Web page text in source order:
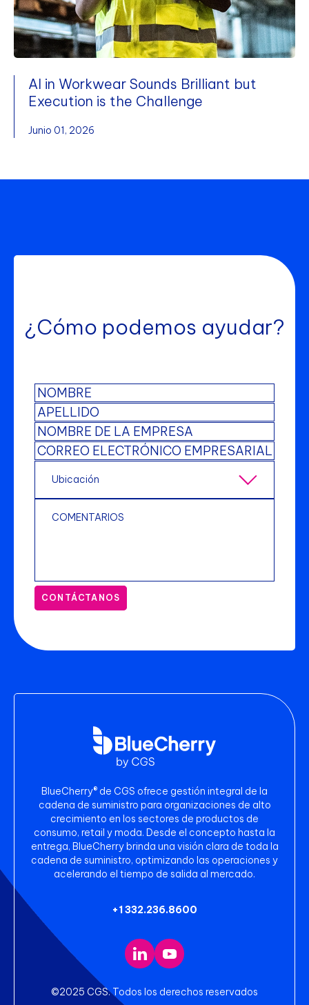
AI in Workwear Sounds Brilliant but
Execution is the Challenge
Junio 01, 2026
¿Cómo podemos ayudar?
CONTÁCTANOS
BlueCherry® de CGS ofrece gestión integral de la
cadena de suministro para organizaciones de alto
crecimiento en los sectores de productos de
consumo, retail y moda. Desde el concepto hasta la
entrega, BlueCherry brinda una visión clara de toda la
cadena de suministro, optimizando las operaciones y
acelerando el tiempo de salida al mercado.
+1 332.236.8600
©2025 CGS. Todos los derechos reservados